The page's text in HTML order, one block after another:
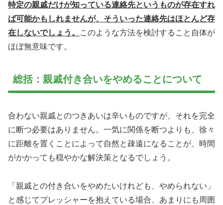
特定の親戚だけが知っている連絡先というものが存在すれ
ば可能かもしれませんが、そういった連絡先はほとんど存
在しないでしょう。
このような方法を検討すること自体が
ほぼ無意味です。
総括：親戚付き合いをやめることについて
合わない親戚とのつきあいは辛いものですが、それを完全
に断つ必要はありません。一気に関係を断つよりも、徐々
に距離を置くことによって自然と疎遠になることが、時間
がかかっても穏やかな解決策となるでしょう。
「親戚との付き合いをやめたいけれども、やめられない」
と感じてプレッシャーを抱えている場合、あまりにも周囲